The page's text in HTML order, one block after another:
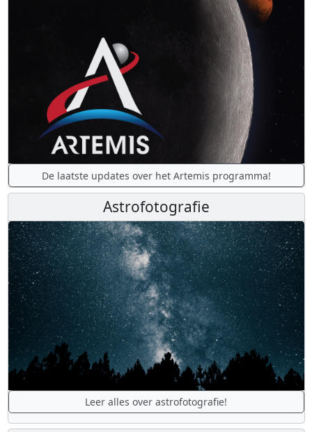
De laatste updates over het Artemis programma!
Astrofotografie
Leer alles over astrofotografie!